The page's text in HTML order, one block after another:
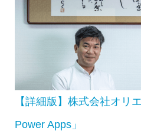
【詳細版】株式会社オリ
Power Apps」